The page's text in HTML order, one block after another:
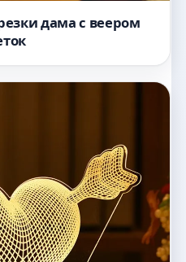
дама с веером